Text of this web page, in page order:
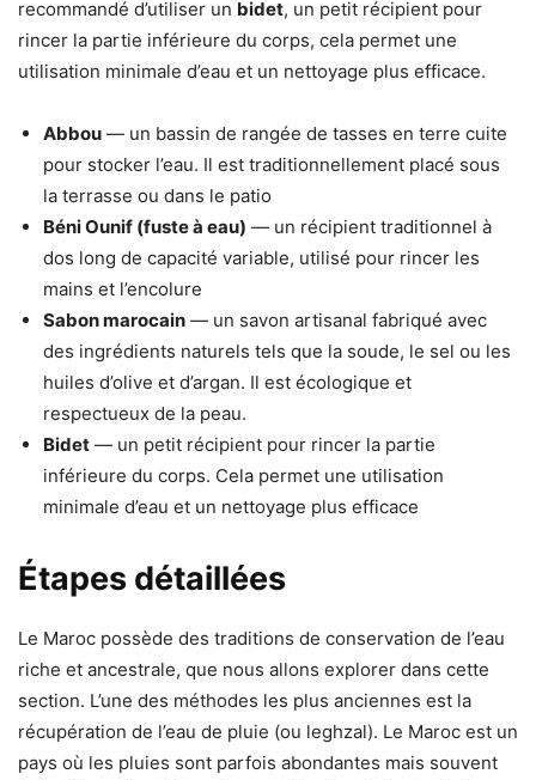
recommandé d’utiliser un bidet, un petit récipient pour
rincer la partie inférieure du corps, cela permet une
utilisation minimale d’eau et un nettoyage plus efficace.
Abbou — un bassin de rangée de tasses en terre cuite
pour stocker l’eau. Il est traditionnellement placé sous
la terrasse ou dans le patio
Béni Ounif (fuste à eau) — un récipient traditionnel à
dos long de capacité variable, utilisé pour rincer les
mains et l’encolure
Sabon marocain — un savon artisanal fabriqué avec
des ingrédients naturels tels que la soude, le sel ou les
huiles d’olive et d’argan. Il est écologique et
respectueux de la peau.
Bidet — un petit récipient pour rincer la partie
inférieure du corps. Cela permet une utilisation
minimale d’eau et un nettoyage plus efficace
Étapes détaillées
Le Maroc possède des traditions de conservation de l’eau
riche et ancestrale, que nous allons explorer dans cette
section. L’une des méthodes les plus anciennes est la
récupération de l’eau de pluie (ou leghzal). Le Maroc est un
pays où les pluies sont parfois abondantes mais souvent